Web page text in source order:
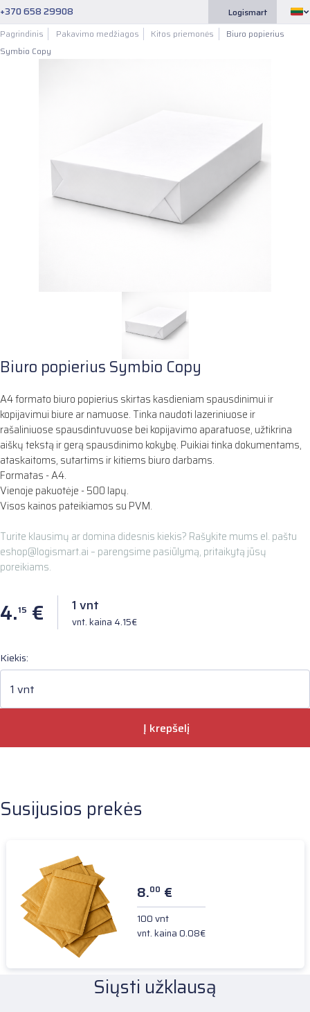
+370 658 29908 Logismart
Pagrindinis Pakavimo medžiagos Kitos priemonės
Biuro popierius
Symbio Copy
Biuro popierius Symbio Copy
A4 formato biuro popierius skirtas kasdieniam spausdinimui ir
kopijavimui biure ar namuose. Tinka naudoti lazeriniuose ir
rašaliniuose spausdintuvuose bei kopijavimo aparatuose, užtikrina
aiškų tekstą ir gerą spausdinimo kokybę. Puikiai tinka dokumentams,
ataskaitoms, sutartims ir kitiems biuro darbams.
Formatas - A4.
Vienoje pakuotėje - 500 lapų.
Visos kainos pateikiamos su PVM.
Turite klausimų ar domina didesnis kiekis? Rašykite mums el. paštu
eshop@logismart.ai – parengsime pasiūlymą, pritaikytą jūsų
poreikiams.
4.15 € 1 vnt
vnt. kaina 4.15€
Kiekis:
1 vnt
Į krepšelį
Susijusios prekės
8.00 €
100 vnt
vnt. kaina 0.08€
Siųsti užklausą